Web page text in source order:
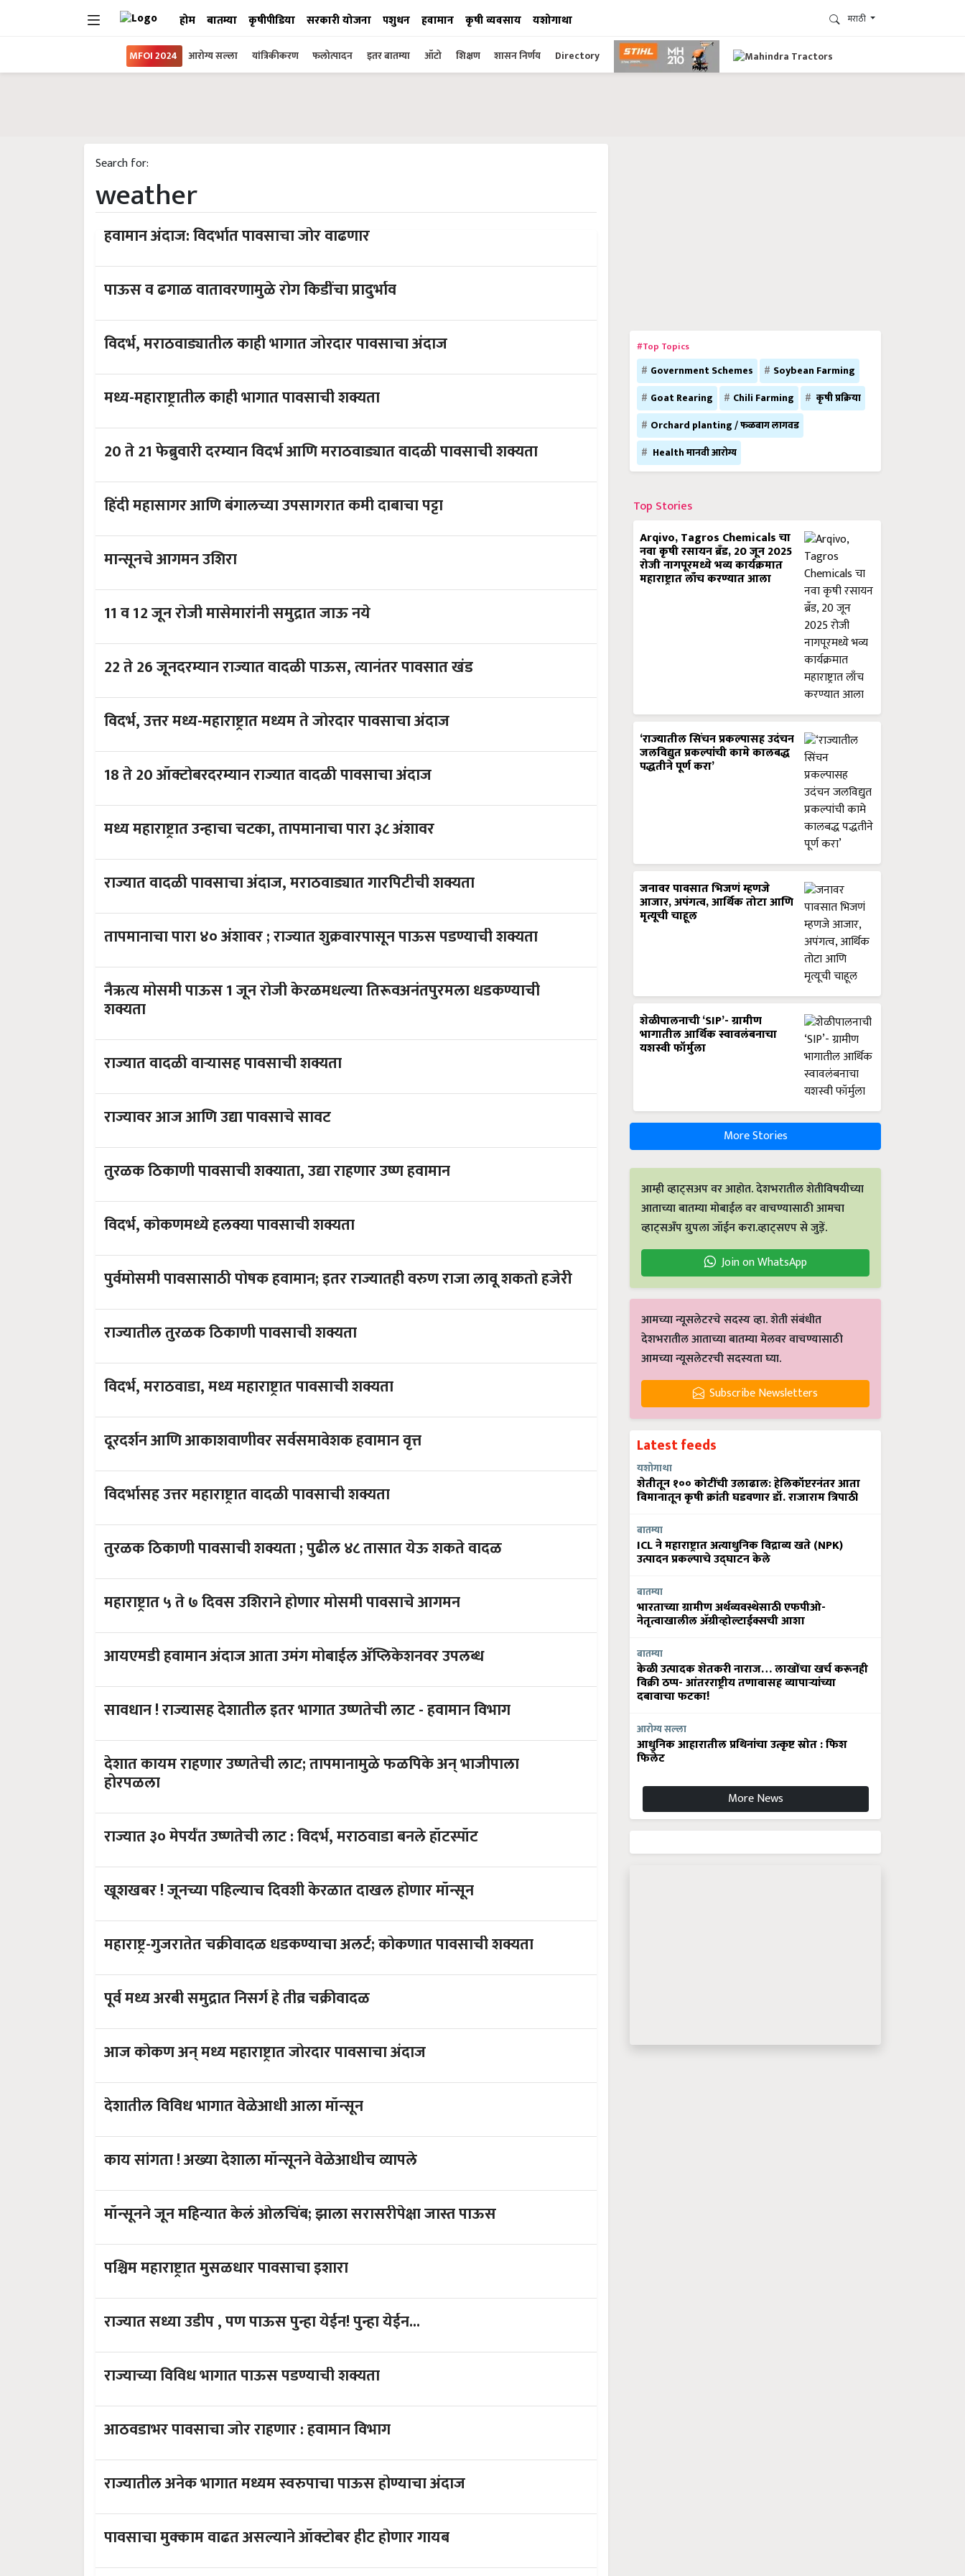
होम बातम्या कृषीपीडिया सरकारी योजना पशुधन हवामान कृषी व्यवसाय यशोगाथा मराठी
MFOI 2024 आरोग्य सल्ला यांत्रिकीकरण फलोत्पादन इतर बातम्या ऑटो शिक्षण शासन निर्णय Directory
Search for:
weather
हवामान अंदाज: विदर्भात पावसाचा जोर वाढणार
पाऊस व ढगाळ वातावरणामुळे रोग किडींचा प्रादुर्भाव
विदर्भ, मराठवाड्यातील काही भागात जोरदार पावसाचा अंदाज
मध्य-महाराष्ट्रातील काही भागात पावसाची शक्यता
20 ते 21 फेब्रुवारी दरम्यान विदर्भ आणि मराठवाड्यात वादळी पावसाची शक्यता
हिंदी महासागर आणि बंगालच्या उपसागरात कमी दाबाचा पट्टा
मान्सूनचे आगमन उशिरा
11 व 12 जून रोजी मासेमारांनी समुद्रात जाऊ नये
22 ते 26 जूनदरम्यान राज्यात वादळी पाऊस, त्यानंतर पावसात खंड
विदर्भ, उत्तर मध्य-महाराष्ट्रात मध्यम ते जोरदार पावसाचा अंदाज
18 ते 20 ऑक्टोबरदरम्यान राज्यात वादळी पावसाचा अंदाज
मध्य महाराष्ट्रात उन्हाचा चटका, तापमानाचा पारा ३८ अंशावर
राज्यात वादळी पावसाचा अंदाज, मराठवाड्यात गारपिटीची शक्यता
तापमानाचा पारा ४० अंशावर ; राज्यात शुक्रवारपासून पाऊस पडण्याची शक्यता
नैऋत्य मोसमी पाऊस 1 जून रोजी केरळमधल्या तिरूवअनंतपुरमला धडकण्याची
शक्यता
राज्यात वादळी वाऱ्यासह पावसाची शक्यता
राज्यावर आज आणि उद्या पावसाचे सावट
तुरळक ठिकाणी पावसाची शक्याता, उद्या राहणार उष्ण हवामान
विदर्भ, कोकणमध्ये हलक्या पावसाची शक्यता
पुर्वमोसमी पावसासाठी पोषक हवामान; इतर राज्यातही वरुण राजा लावू शकतो हजेरी
राज्यातील तुरळक ठिकाणी पावसाची शक्यता
विदर्भ, मराठवाडा, मध्य महाराष्ट्रात पावसाची शक्यता
दूरदर्शन आणि आकाशवाणीवर सर्वसमावेशक हवामान वृत्त
विदर्भासह उत्तर महाराष्ट्रात वादळी पावसाची शक्यता
तुरळक ठिकाणी पावसाची शक्यता ; पुढील ४८ तासात येऊ शकते वादळ
महाराष्ट्रात ५ ते ७ दिवस उशिराने होणार मोसमी पावसाचे आगमन
आयएमडी हवामान अंदाज आता उमंग मोबाईल अ‍ॅप्लिकेशनवर उपलब्ध
सावधान ! राज्यासह देशातील इतर भागात उष्णतेची लाट - हवामान विभाग
देशात कायम राहणार उष्णतेची लाट; तापमानामुळे फळपिके अन् भाजीपाला
होरपळला
राज्यात ३० मेपर्यंत उष्णतेची लाट : विदर्भ, मराठवाडा बनले हॉटस्पॉट
खूशखबर ! जूनच्या पहिल्याच दिवशी केरळात दाखल होणार मॉन्सून
महाराष्ट्र-गुजरातेत चक्रीवादळ धडकण्याचा अलर्ट; कोकणात पावसाची शक्यता
पूर्व मध्य अरबी समुद्रात निसर्ग हे तीव्र चक्रीवादळ
आज कोकण अन् मध्य महाराष्ट्रात जोरदार पावसाचा अंदाज
देशातील विविध भागात वेळेआधी आला मॉन्सून
काय सांगता ! अख्या देशाला मॉन्सूनने वेळेआधीच व्यापले
मॉन्सूनने जून महिन्यात केलं ओलचिंब; झाला सरासरीपेक्षा जास्त पाऊस
पश्चिम महाराष्ट्रात मुसळधार पावसाचा इशारा
राज्यात सध्या उडीप , पण पाऊस पुन्हा येईन! पुन्हा येईन...
राज्याच्या विविध भागात पाऊस पडण्याची शक्यता
आठवडाभर पावसाचा जोर राहणार : हवामान विभाग
राज्यातील अनेक भागात मध्यम स्वरुपाचा पाऊस होण्याचा अंदाज
पावसाचा मुक्काम वाढत असल्याने ऑक्टोबर हीट होणार गायब
#Top Topics
Government Schemes
Soybean Farming
Goat Rearing
Chili Farming
कृषी प्रक्रिया
Orchard planting / फळबाग लागवड
Health मानवी आरोग्य
Top Stories
Arqivo, Tagros Chemicals चा
नवा कृषी रसायन ब्रँड, 20 जून 2025
रोजी नागपूरमध्ये भव्य कार्यक्रमात
महाराष्ट्रात लाँच करण्यात आला
‘राज्यातील सिंचन प्रकल्पासह उदंचन
जलविद्युत प्रकल्पांची कामे कालबद्ध
पद्धतीने पूर्ण करा’
जनावर पावसात भिजणं म्हणजे
आजार, अपंगत्व, आर्थिक तोटा आणि
मृत्यूची चाहूल
शेळीपालनाची ‘SIP’- ग्रामीण
भागातील आर्थिक स्वावलंबनाचा
यशस्वी फॉर्मुला
More Stories
आम्ही व्हाट्सअप वर आहोत. देशभरातील शेतीविषयीच्या
आताच्या बातम्या मोबाईल वर वाचण्यासाठी आमचा
व्हाट्सअँप ग्रुपला जॉईन करा.व्हाट्सएप से जुड़ें.
Join on WhatsApp
आमच्या न्यूसलेटरचे सदस्य व्हा. शेती संबंधीत
देशभरातील आताच्या बातम्या मेलवर वाचण्यासाठी
आमच्या न्यूसलेटरची सदस्यता घ्या.
Subscribe Newsletters
Latest feeds
यशोगाथा
शेतीतून १०० कोटींची उलाढाल: हेलिकॉप्टरनंतर आता
विमानातून कृषी क्रांती घडवणार डॉ. राजाराम त्रिपाठी
बातम्या
ICL ने महाराष्ट्रात अत्याधुनिक विद्राव्य खते (NPK)
उत्पादन प्रकल्पाचे उद्घाटन केले
बातम्या
भारताच्या ग्रामीण अर्थव्यवस्थेसाठी एफपीओ-
नेतृत्वाखालील अ‍ॅग्रीव्होल्टाईक्सची आशा
बातम्या
केळी उत्पादक शेतकरी नाराज… लाखोंचा खर्च करूनही
विक्री ठप्प- आंतरराष्ट्रीय तणावासह व्यापाऱ्यांच्या
दबावाचा फटका!
आरोग्य सल्ला
आधुनिक आहारातील प्रथिनांचा उत्कृष्ट स्रोत : फिश
फिलेट
More News